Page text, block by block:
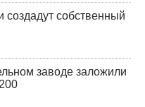
создадут собственный
заводе заложили